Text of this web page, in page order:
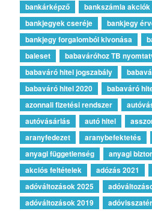
bankárképző
bankszámla akciók
bankjegyek cseréje
bankjegy
bankjegy forgalomból kivonása
baleset
babaváróhoz TB
babaváró hitel jogszabály
babaváró hitel 2020
babaváró
azonnali fizetési rendszer
autóvásárlás
autó hitel
aranyfedezet
aranybefektetés
anyagi függetlenség
anyagi
akciós feltételek
adózás 2021
adóváltozások 2025
adóváltozások 2019